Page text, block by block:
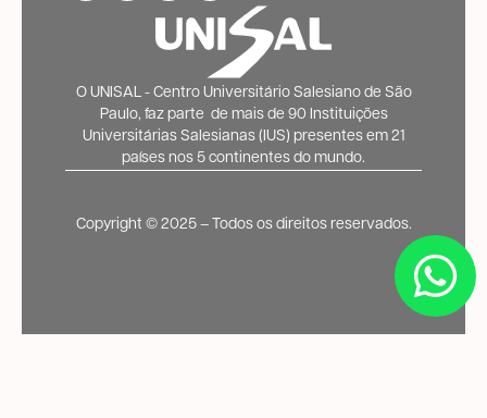
O UNISAL - Centro Universitário Salesiano de São
Paulo, faz parte de mais de 90 Instituições
Universitárias Salesianas (IUS) presentes em 21
países nos 5 continentes do mundo.
Copyright ©️ 2025 – Todos os direitos reservados.